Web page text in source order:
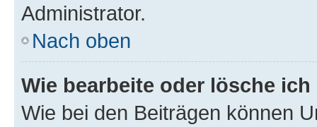
Administrator.
Nach oben
Wie bearbeite oder lösche
Wie bei den Beiträgen können